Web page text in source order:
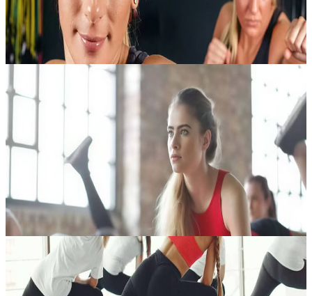
150,00 €
Contatta l'organizzatore per le date disponibili
Marrakech, Marocco
Pilates su tappetino
Una pratica dolce ma estremamente efficace, pensata per rafforzare
il corpo partendo dal centro. Lavorando a terra con esercizi precisi e
controllati, il Pilates Mat coinvolge in modo mirato la muscol...
Contatta l'organizzatore per le date disponibili
Marrakech, Marocco
Vinyasa Flow – La sinfonia di corpo e respiro